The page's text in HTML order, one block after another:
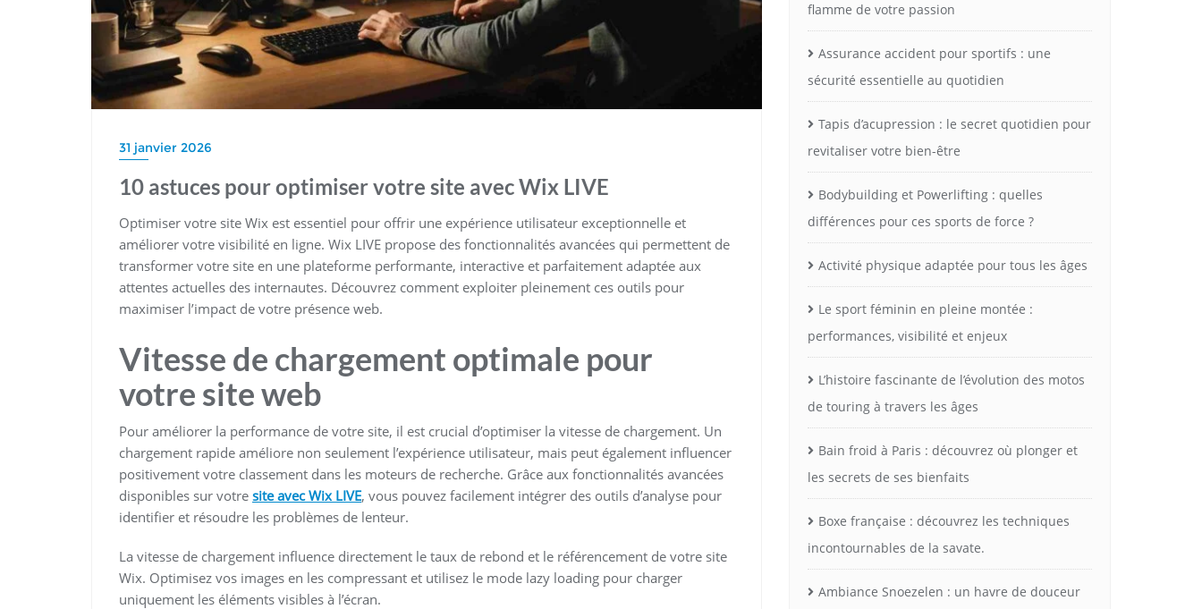
31 janvier 2026
10 astuces pour optimiser votre site avec Wix LIVE
Optimiser votre site Wix est essentiel pour offrir une expérience utilisateur exceptionnelle et
améliorer votre visibilité en ligne. Wix LIVE propose des fonctionnalités avancées qui permettent de
transformer votre site en une plateforme performante, interactive et parfaitement adaptée aux
attentes actuelles des internautes. Découvrez comment exploiter pleinement ces outils pour
maximiser l’impact de votre présence web.
Vitesse de chargement optimale pour
votre site web
Pour améliorer la performance de votre site, il est crucial d’optimiser la vitesse de chargement. Un
chargement rapide améliore non seulement l’expérience utilisateur, mais peut également influencer
positivement votre classement dans les moteurs de recherche. Grâce aux fonctionnalités avancées
disponibles sur votre site avec Wix LIVE, vous pouvez facilement intégrer des outils d’analyse pour
identifier et résoudre les problèmes de lenteur.
La vitesse de chargement influence directement le taux de rebond et le référencement de votre site
Wix. Optimisez vos images en les compressant et utilisez le mode lazy loading pour charger
uniquement les éléments visibles à l’écran.
flamme de votre passion
Assurance accident pour sportifs : une
sécurité essentielle au quotidien
Tapis d’acupression : le secret quotidien pour
revitaliser votre bien-être
Bodybuilding et Powerlifting : quelles
différences pour ces sports de force ?
Activité physique adaptée pour tous les âges
Le sport féminin en pleine montée :
performances, visibilité et enjeux
L’histoire fascinante de l’évolution des motos
de touring à travers les âges
Bain froid à Paris : découvrez où plonger et
les secrets de ses bienfaits
Boxe française : découvrez les techniques
incontournables de la savate.
Ambiance Snoezelen : un havre de douceur